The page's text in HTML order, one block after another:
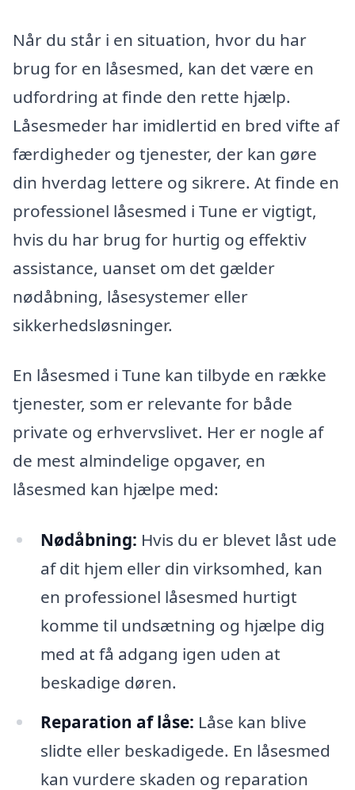
Når du står i en situation, hvor du har
brug for en låsesmed, kan det være en
udfordring at finde den rette hjælp.
Låsesmeder har imidlertid en bred vifte af
færdigheder og tjenester, der kan gøre
din hverdag lettere og sikrere. At finde en
professionel låsesmed i Tune er vigtigt,
hvis du har brug for hurtig og effektiv
assistance, uanset om det gælder
nødåbning, låsesystemer eller
sikkerhedsløsninger.
En låsesmed i Tune kan tilbyde en række
tjenester, som er relevante for både
private og erhvervslivet. Her er nogle af
de mest almindelige opgaver, en
låsesmed kan hjælpe med:
Nødåbning: Hvis du er blevet låst ude
af dit hjem eller din virksomhed, kan
en professionel låsesmed hurtigt
komme til undsætning og hjælpe dig
med at få adgang igen uden at
beskadige døren.
Reparation af låse: Låse kan blive
slidte eller beskadigede. En låsesmed
kan vurdere skaden og reparation